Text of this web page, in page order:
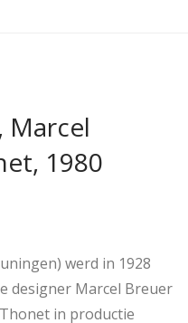
Marcel
1980
werd in 1928
designer Marcel Breuer
in productie